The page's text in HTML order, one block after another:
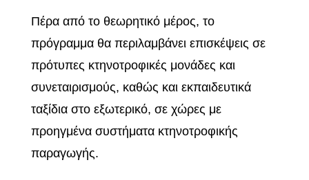
Πέρα από το θεωρητικό μέρος, το
πρόγραμμα θα περιλαμβάνει επισκέψεις σε
πρότυπες κτηνοτροφικές μονάδες και
συνεταιρισμούς, καθώς και εκπαιδευτικά
ταξίδια στο εξωτερικό, σε χώρες με
προηγμένα συστήματα κτηνοτροφικής
παραγωγής.